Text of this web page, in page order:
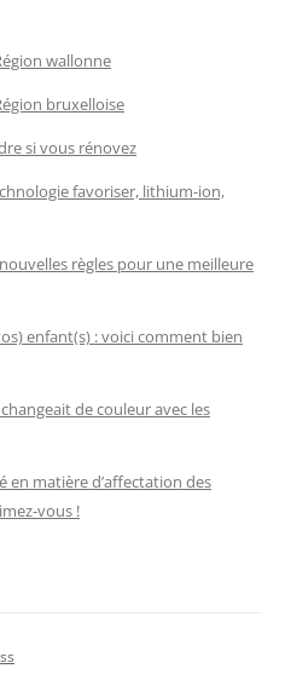
wallonne
bruxelloise
si vous rénovez
favoriser, lithium-ion,
règles pour une meilleure
enfant(s) : voici comment bien
de couleur avec les
en matière d’affectation des
vous !